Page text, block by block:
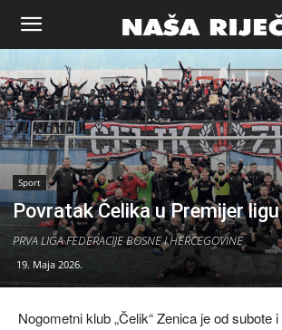
Naša
riječ
Zenica
Sport
Povratak Čelika u Premijer ligu
PRVA LIGA FEDERACIJE BOSNE I HERCEGOVINE
19. Maja 2026.
Nogometni klub „Čelik“ Zenica je od subote